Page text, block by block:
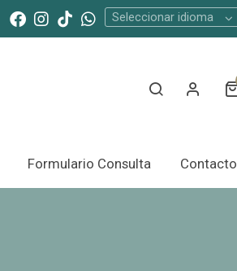
Seleccionar idioma
Formulario Consulta Contacto